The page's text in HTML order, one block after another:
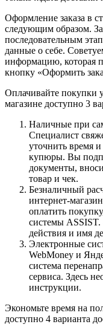
Оформление заказа в
следующим образом.
последовательным
данные о себе.
информацию, которая
кнопку «Оформить
Оплачивайте покупки
магазине доступно 3
Наличные при
Специалист
уточнить время
купюры. Вы
документы,
товар и чек.
Безналичный
интернет-
оплатить
системы ASSIST.
действия и имя
Электронные
WebMoney и
система
сервиса. Здесь
инструкции.
Экономьте время на
доступно 4 варианта